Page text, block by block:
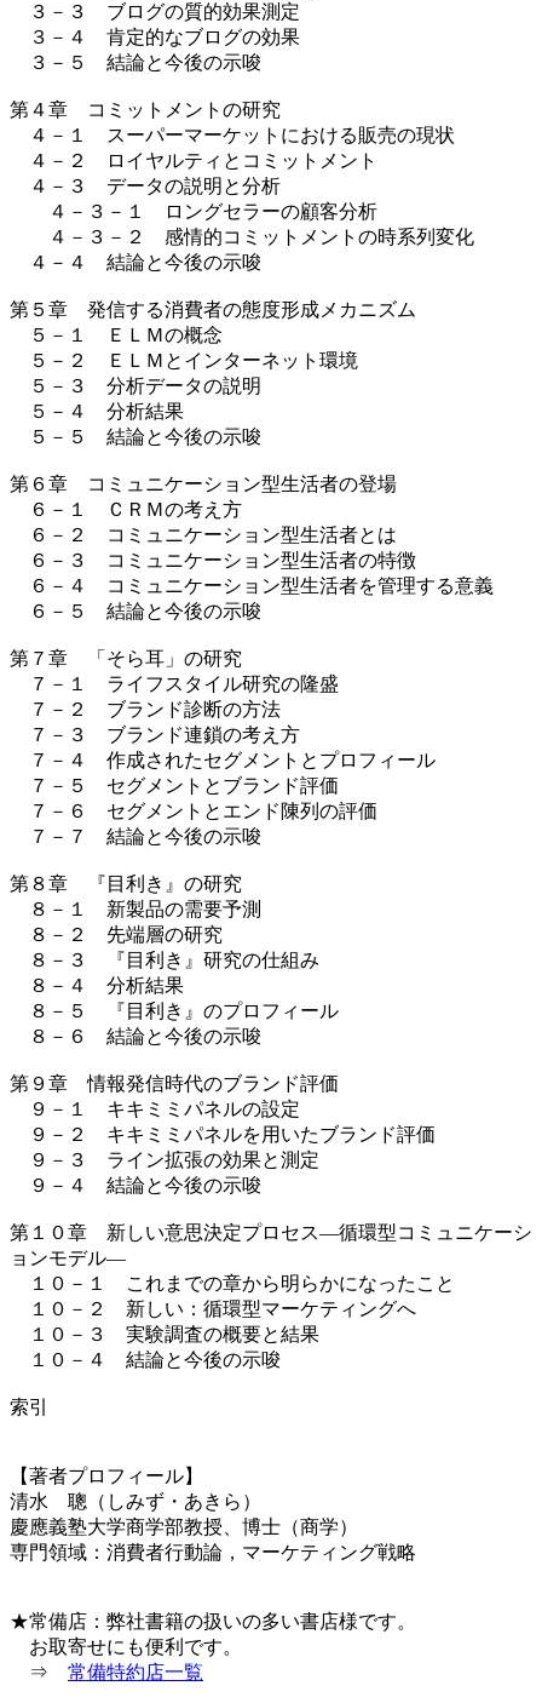
３－３ ブログの質的効果測定
３－４ 肯定的なブログの効果
３－５ 結論と今後の示唆
第４章 コミットメントの研究
４－１ スーパーマーケットにおける販売の現状
４－２ ロイヤルティとコミットメント
４－３ データの説明と分析
４－３－１ ロングセラーの顧客分析
４－３－２ 感情的コミットメントの時系列変化
４－４ 結論と今後の示唆
第５章 発信する消費者の態度形成メカニズム
５－１ ＥＬＭの概念
５－２ ＥＬＭとインターネット環境
５－３ 分析データの説明
５－４ 分析結果
５－５ 結論と今後の示唆
第６章 コミュニケーション型生活者の登場
６－１ ＣＲＭの考え方
６－２ コミュニケーション型生活者とは
６－３ コミュニケーション型生活者の特徴
６－４ コミュニケーション型生活者を管理する意義
６－５ 結論と今後の示唆
第７章 「そら耳」の研究
７－１ ライフスタイル研究の隆盛
７－２ ブランド診断の方法
７－３ ブランド連鎖の考え方
７－４ 作成されたセグメントとプロフィール
７－５ セグメントとブランド評価
７－６ セグメントとエンド陳列の評価
７－７ 結論と今後の示唆
第８章 『目利き』の研究
８－１ 新製品の需要予測
８－２ 先端層の研究
８－３ 『目利き』研究の仕組み
８－４ 分析結果
８－５ 『目利き』のプロフィール
８－６ 結論と今後の示唆
第９章 情報発信時代のブランド評価
９－１ キキミミパネルの設定
９－２ キキミミパネルを用いたブランド評価
９－３ ライン拡張の効果と測定
９－４ 結論と今後の示唆
第１０章 新しい意思決定プロセス―循環型コミュニケーシ
ョンモデル―
１０－１ これまでの章から明らかになったこと
１０－２ 新しい：循環型マーケティングへ
１０－３ 実験調査の概要と結果
１０－４ 結論と今後の示唆
索引
【著者プロフィール】
清水 聰（しみず・あきら）
慶應義塾大学商学部教授、博士（商学）
専門領域：消費者行動論，マーケティング戦略
★常備店：弊社書籍の扱いの多い書店様です。
お取寄せにも便利です。
⇒ 常備特約店一覧